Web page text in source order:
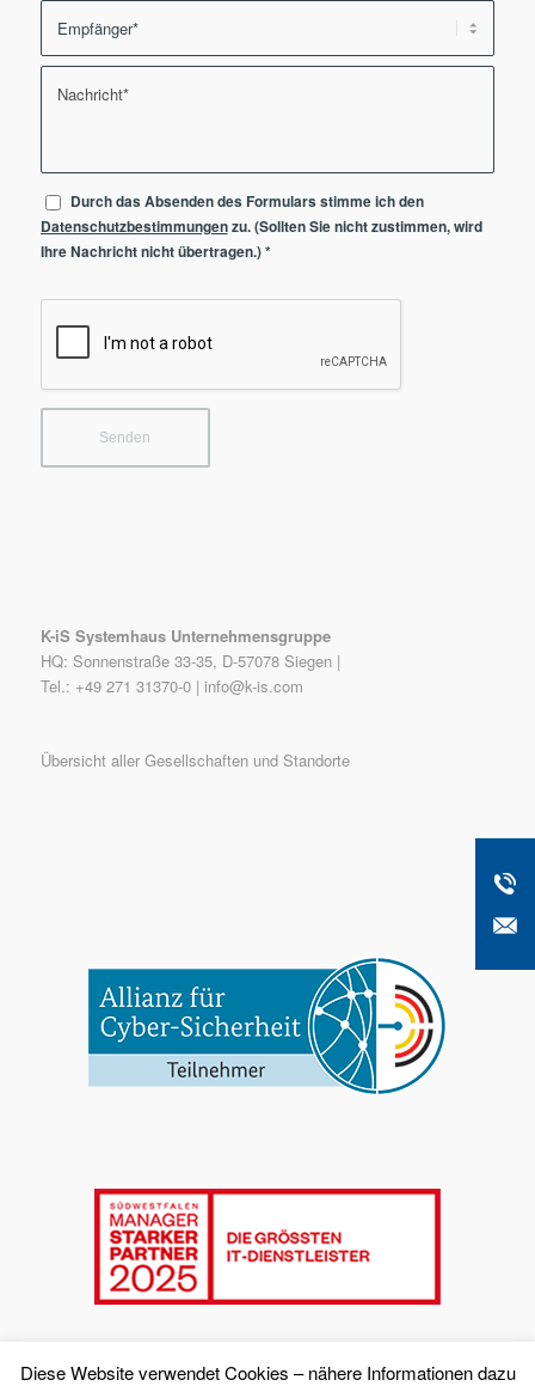
Durch das Absenden des Formulars stimme ich den
Datenschutzbestimmungenzu. (Sollten Sie nicht zustimmen, wird
Ihre Nachricht nicht übertragen.)*
K-iS Systemhaus Unternehmensgruppe
HQ: Sonnenstraße 33-35, D-57078 Siegen |
Tel.: +49 271 31370-0 | info@k-is.com
Übersicht aller Gesellschaften und Standorte
Diese Website verwendet Cookies – nähere Informationen dazu